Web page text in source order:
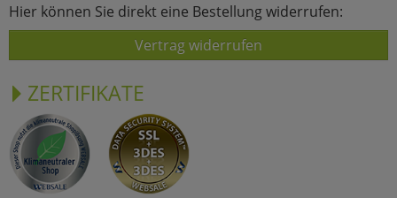
Hier können Sie direkt eine Bestellung widerrufen:
Vertrag widerrufen
ZERTIFIKATE